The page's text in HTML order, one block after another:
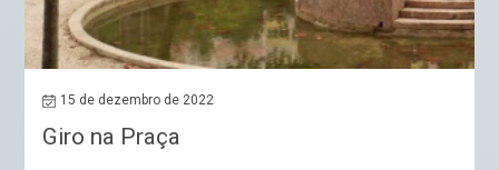
15 de dezembro de 2022
Giro na Praça